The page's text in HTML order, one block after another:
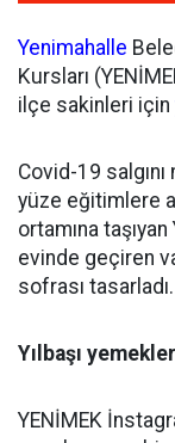
Yenimahalle
Kursları
ilçe sakinleri için
Covid-19
yüze eğitimlere
ortamına
evinde geçiren
sofrası tasarladı.
Yılbaşı
YENİMEK